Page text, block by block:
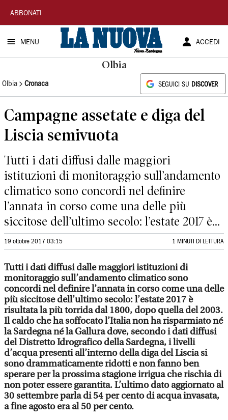
La
Nuova
Sardegna
ABBONATI
MENU ACCEDI
Olbia
Olbia Cronaca SEGUICI SU DISCOVER
Campagne assetate e diga del
Liscia semivuota
Tutti i dati diffusi dalle maggiori
istituzioni di monitoraggio sull’andamento
climatico sono concordi nel definire
l’annata in corso come una delle più
siccitose dell’ultimo secolo: l’estate 2017 è...
19 ottobre 2017 03:15 1 MINUTI DI LETTURA
Tutti i dati diffusi dalle maggiori istituzioni di
monitoraggio sull’andamento climatico sono
concordi nel definire l’annata in corso come una delle
più siccitose dell’ultimo secolo: l’estate 2017 è
risultata la più torrida dal 1800, dopo quella del 2003.
Il caldo che ha soffocato l’Italia non ha risparmiato né
la Sardegna né la Gallura dove, secondo i dati diffusi
del Distretto Idrografico della Sardegna, i livelli
d’acqua presenti all’interno della diga del Liscia si
sono drammaticamente ridotti e non fanno ben
sperare per la prossima stagione irrigua che rischia di
non poter essere garantita. L’ultimo dato aggiornato al
30 settembre parla di 54 per cento di acqua invasata,
a fine agosto era al 50 per cento.